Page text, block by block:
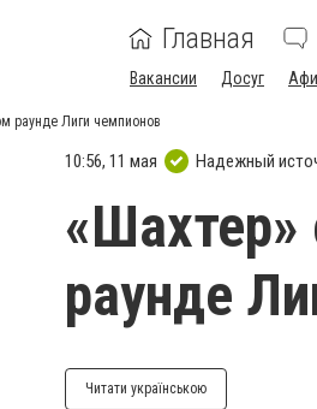
Главная
Вакансии Досуг
раунде Лиги чемпионов
10:56, 11 мая Надежный
«Шахтер»
раунде
Читати українською